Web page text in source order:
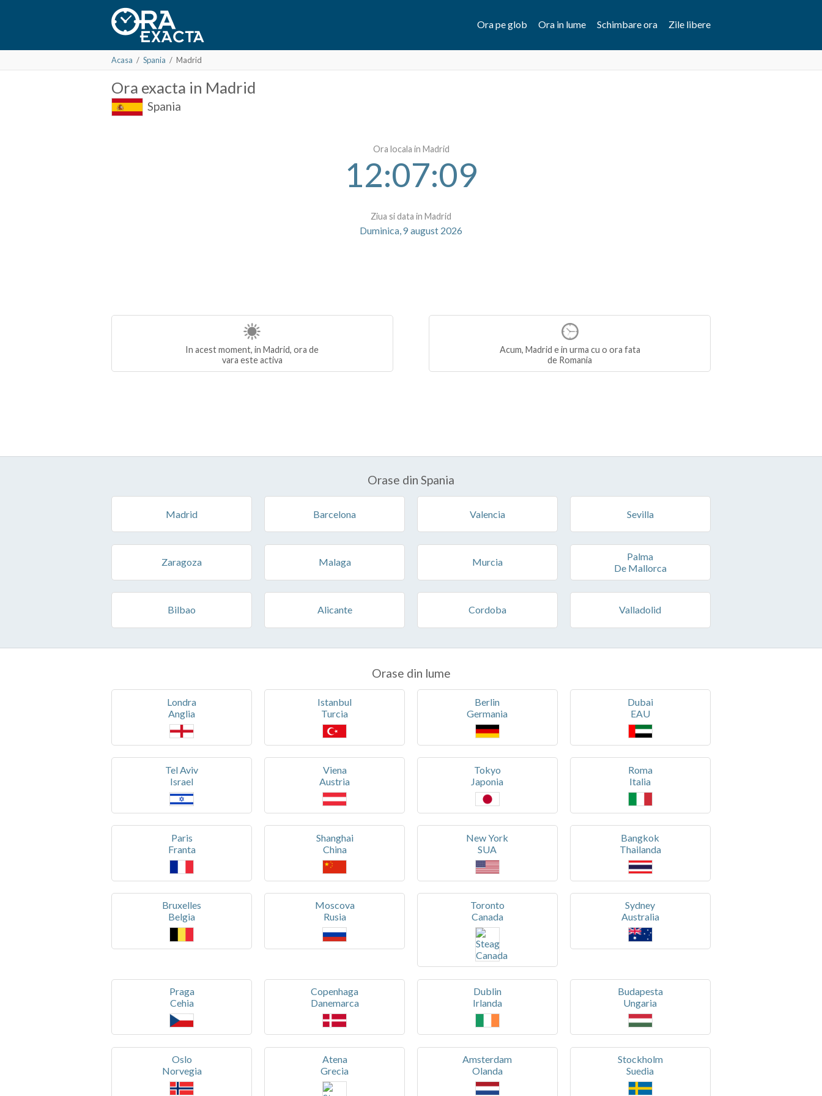
Ora pe glob Ora in lume Schimbare ora Zile libere
Acasa / Spania / Madrid
Ora exacta in Madrid
Spania
Ora locala in Madrid
12:07:09
Ziua si data in Madrid
Duminica, 9 august 2026
In acest moment, in Madrid, ora de
vara este activa
Acum, Madrid e in urma cu o ora fata
de Romania
Orase din Spania
Madrid Barcelona Valencia Sevilla
Zaragoza Malaga Murcia
Palma
De Mallorca
Bilbao Alicante Cordoba Valladolid
Orase din lume
Londra
Anglia
Istanbul
Turcia
Berlin
Germania
Dubai
EAU
Tel Aviv
Israel
Viena
Austria
Tokyo
Japonia
Roma
Italia
Paris
Franta
Shanghai
China
New York
SUA
Bangkok
Thailanda
Bruxelles
Belgia
Moscova
Rusia
Toronto
Canada
Sydney
Australia
Praga
Cehia
Copenhaga
Danemarca
Dublin
Irlanda
Budapesta
Ungaria
Oslo
Norvegia
Atena
Grecia
Amsterdam
Olanda
Stockholm
Suedia